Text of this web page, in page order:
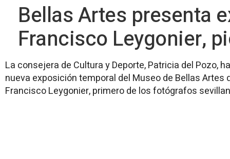
Bellas Artes presenta
Francisco Leygonier,
La consejera de Cultura y Deporte, Patricia del Pozo,
nueva exposición temporal del Museo de Bellas Artes
Francisco Leygonier, primero de los fotógrafos